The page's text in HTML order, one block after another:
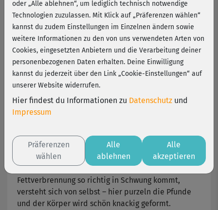
Outlaw
Ganzkörper-Training ohne teure Geräte – und ohne
Kompromisse: Jimmy Outlaw und Vanessa Daut
zeigen intensive Übungen für einen perfekt
ausdefinierten, sexy Body. Gearbeitet wird
ausschließlich mit dem eigenen Körpergewicht
und ein paar einfachen Hilfsmitteln wie
Wasserflaschen.
die Ausdauer und Koordination spürbar verbessert.
Dass bei Jimmys Functional Workout auch die
Fettverbrennung so richtig in Schwung kommt,
versteht sich von selbst – hier purzeln die Pfunde
und der Körper wird schön knackig geformt.
oder „Alle ablehnen“, um lediglich technisch notwendige
Technologien zuzulassen. Mit Klick auf „Präferenzen wählen“
kannst du zudem Einstellungen im Einzelnen ändern sowie
weitere Informationen zu den von uns verwendeten Arten von
Cookies, eingesetzten Anbietern und die Verarbeitung deiner
personenbezogenen Daten erhalten. Deine Einwilligung
kannst du jederzeit über den Link „Cookie-Einstellungen“ auf
unserer Website widerrufen.
Hier findest du Informationen zu Datenschutz und
Impressum
Präferenzen
wählen
Alle
ablehnen
Alle
akzeptieren